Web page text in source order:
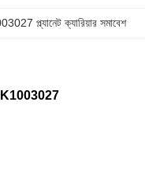
প্ল্যানেট ক্যারিয়ার সমাবেশ
K1003027